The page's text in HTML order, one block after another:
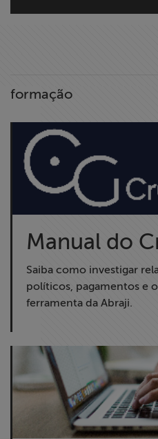
formação
Manual do
Saiba como investigar
políticos, pagamentos e
ferramenta da Abraji.